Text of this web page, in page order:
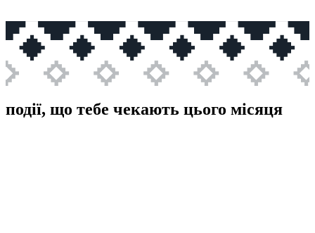
події, що тебе чекають цього місяця